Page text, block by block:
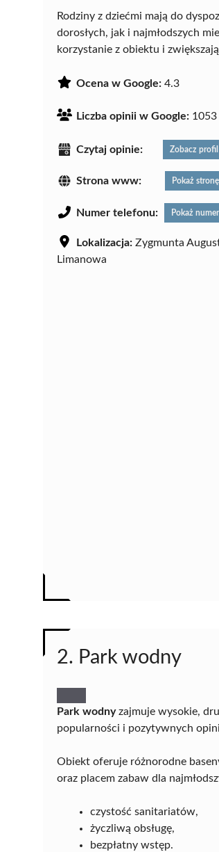
Rodziny z dziećmi mają do
dorosłych, jak i najmłodszych
korzystanie z obiektu i
Ocena w Google: 4.3
Liczba opinii w Google: 1053
Czytaj opinie: Zobacz profil
Strona www: Pokaż stronę
Numer telefonu: Pokaż numer
Lokalizacja: Zygmunta
Limanowa
2. Park wodny
Park wodnyzajmuje wysokie,
popularności i pozytywnych
Obiekt oferuje różnorodne
oraz placem zabaw dla
czystość sanitariatów,
życzliwą obsługę,
bezpłatny wstęp.